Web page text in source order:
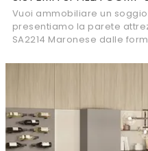
Vuoi ammobiliare un
presentiamo la parete
SA2214 Maronese dalle